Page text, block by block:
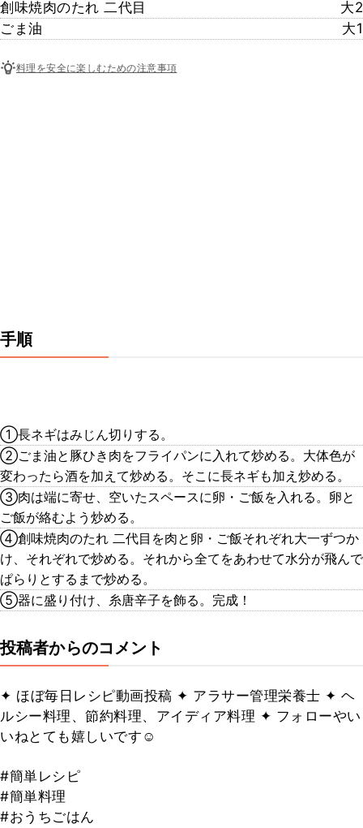
創味焼肉のたれ 二代目
大2
ごま油
大1
料理を安全に楽しむための注意事項
手順
①長ネギはみじん切りする。
②ごま油と豚ひき肉をフライパンに入れて炒める。大体色が
変わったら酒を加えて炒める。そこに長ネギも加え炒める。
③肉は端に寄せ、空いたスペースに卵・ご飯を入れる。卵と
ご飯が絡むよう炒める。
④創味焼肉のたれ 二代目を肉と卵・ご飯それぞれ大一ずつか
け、それぞれで炒める。それから全てをあわせて水分が飛んで
ぱらりとするまで炒める。
⑤器に盛り付け、糸唐辛子を飾る。完成！
投稿者からのコメント
✦ ほぼ毎日レシピ動画投稿 ✦ アラサー管理栄養士 ✦ ヘ
ルシー料理、節約料理、アイディア料理 ✦ フォローやい
いねとても嬉しいです☺︎
#簡単レシピ
#簡単料理
#おうちごはん